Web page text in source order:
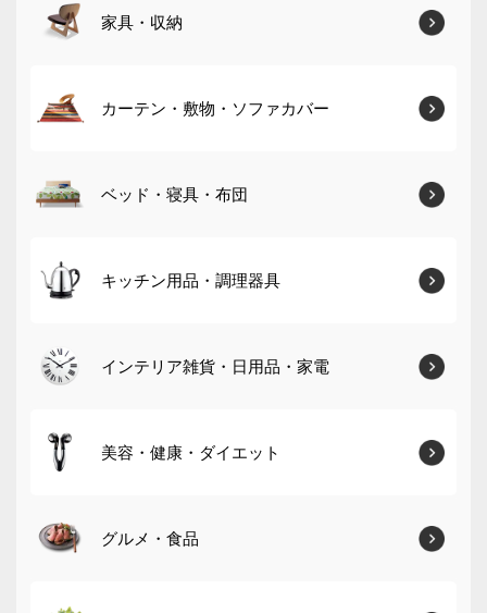
家具・収納
カーテン・敷物・ソファカバー
ベッド・寝具・布団
キッチン用品・調理器具
インテリア雑貨・日用品・家電
美容・健康・ダイエット
グルメ・食品